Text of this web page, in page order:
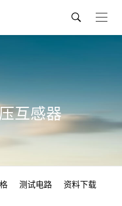
互感器
测试电路 资料下载